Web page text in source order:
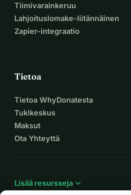
Tiimivarainkeruu
Lahjoituslomake-liitännäinen
Zapier-integraatio
Tietoa
Tietoa WhyDonatesta
Tukikeskus
Maksut
Ota Yhteyttä
Lisää resursseja expand_more